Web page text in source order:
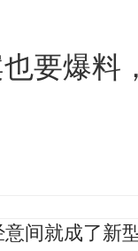
要爆料
间就成了新